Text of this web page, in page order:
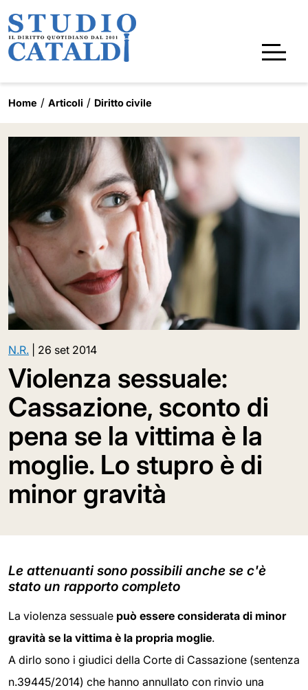
Home Articoli Diritto civile
N.R. 26 set 2014
Violenza sessuale:
Cassazione, sconto di
pena se la vittima è la
moglie. Lo stupro è di
minor gravità
Le attenuanti sono possibili anche se c'è
stato un rapporto completo
La violenza sessuale può essere considerata di minor
gravità se la vittima è la propria moglie.
A dirlo sono i giudici della Corte di Cassazione (sentenza
n.39445/2014) che hanno annullato con rinvio una